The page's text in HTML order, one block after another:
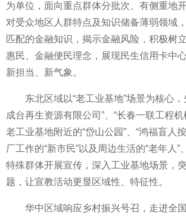
为单位，面向重点群体分批次、有侧重地
对受众地区人群特点及知识储备薄弱领域
匹配的金融知识，揭示金融风险，积极树立
惠民、 金融便民理念，展现民生信用卡中
新担当、新气象。
东北区域以“老工业基地”场景为核心
成台再生资源有限公司”、“长春一联工程机
老工业基地附近的“岱山公园”、“鸿福盲人
厂工作的“新市民”以及周边生活的“老年人”
特殊群体开展宣传，深入工业基地场景，
题，让宣教活动更显区域性、特征性。
华中区域响应乡村振兴号召，走进全